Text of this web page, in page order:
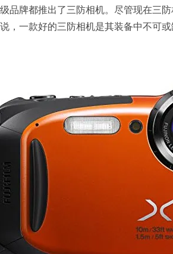
品牌都推出了三防相机。尽管现在三
，一款好的三防相机是其装备中不可或